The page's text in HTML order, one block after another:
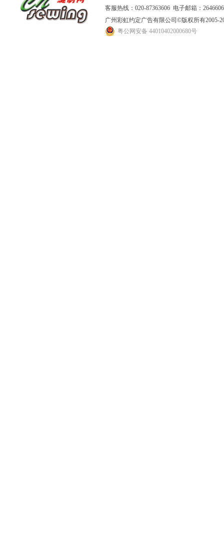
客服热线：020-87363606 电子邮箱：
广州彩虹约定广告有限公司 ©版权所有2005-
粤公网安备 44010402000680号